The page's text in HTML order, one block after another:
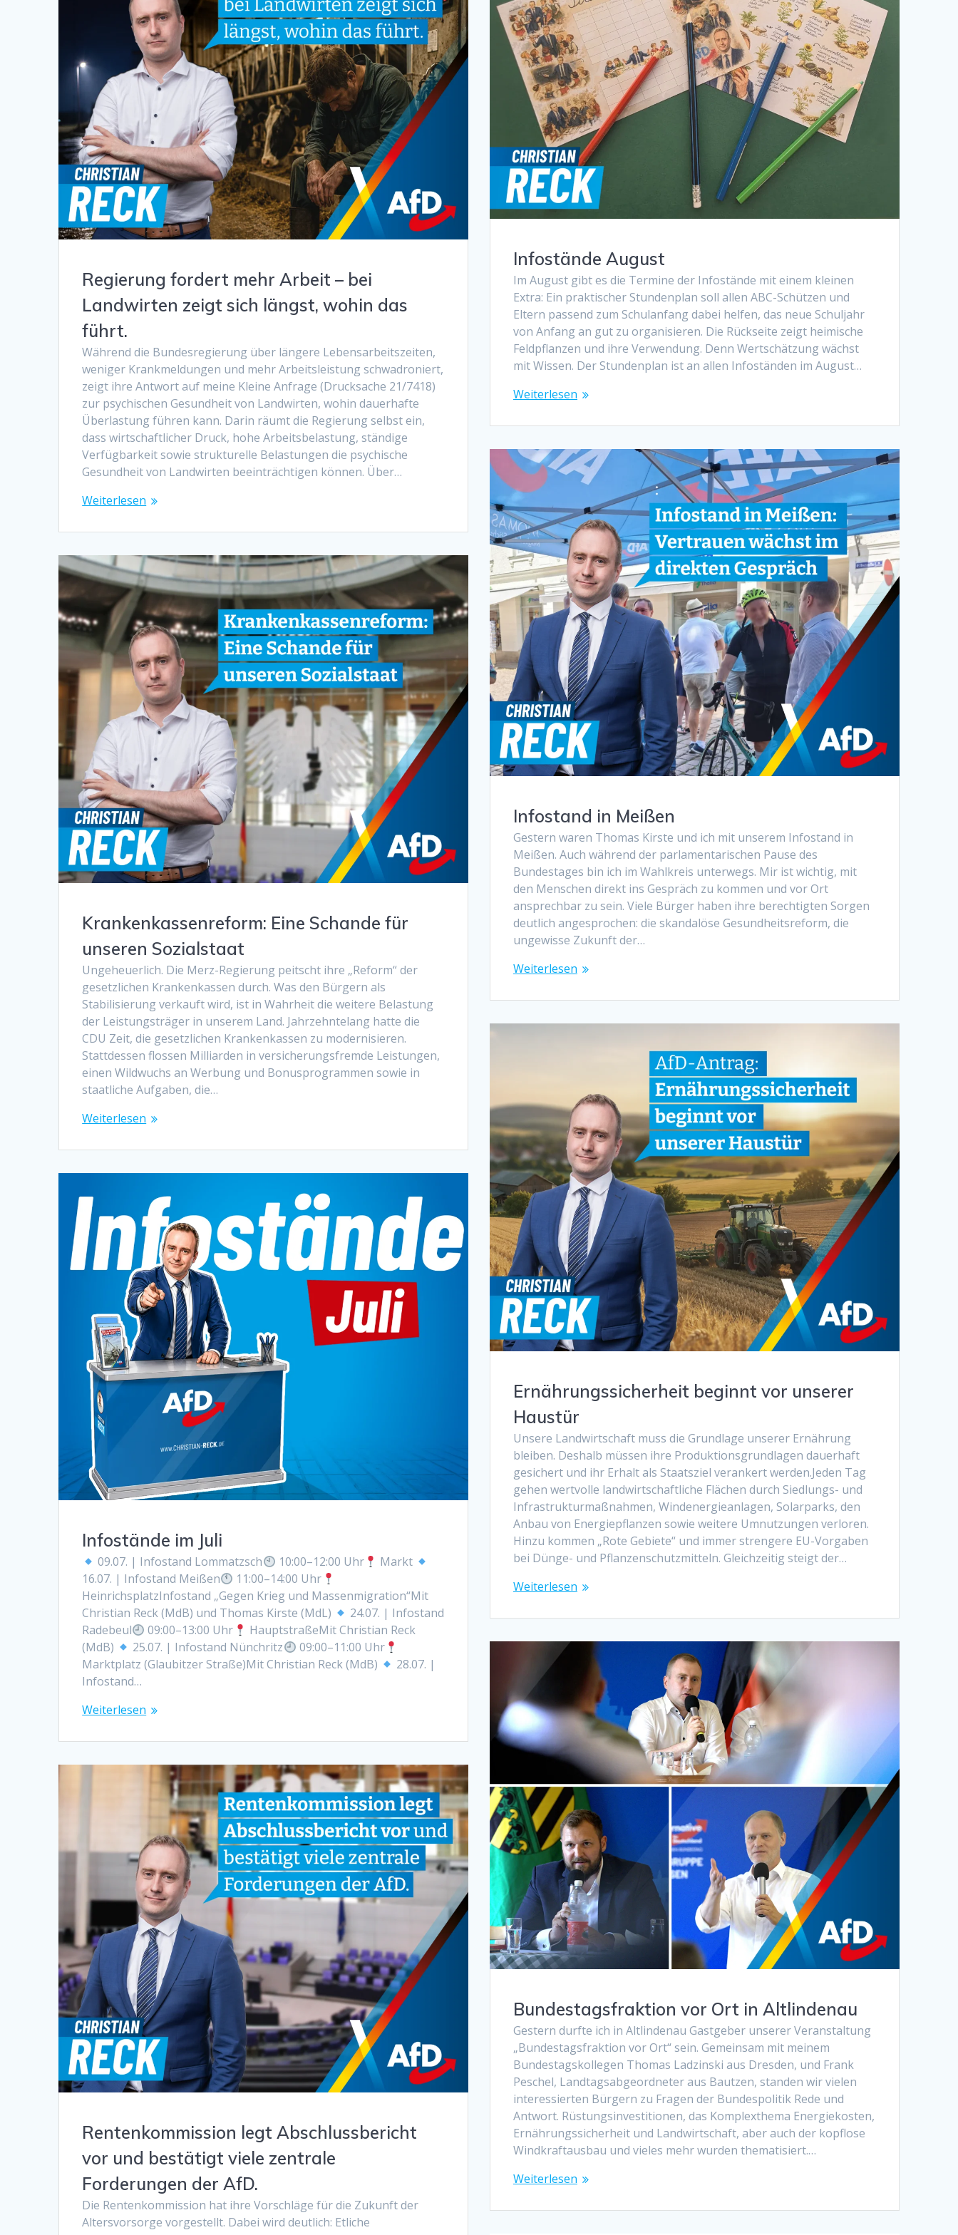
Regierung fordert mehr Arbeit – bei
Landwirten zeigt sich längst, wohin das
führt.
Während die Bundesregierung über längere Lebensarbeitszeiten,
weniger Krankmeldungen und mehr Arbeitsleistung schwadroniert,
zeigt ihre Antwort auf meine Kleine Anfrage (Drucksache 21/7418)
zur psychischen Gesundheit von Landwirten, wohin dauerhafte
Überlastung führen kann. Darin räumt die Regierung selbst ein,
dass wirtschaftlicher Druck, hohe Arbeitsbelastung, ständige
Verfügbarkeit sowie strukturelle Belastungen die psychische
Gesundheit von Landwirten beeinträchtigen können. Über…
Weiterlesen
Infostände August
Im August gibt es die Termine der Infostände mit einem kleinen
Extra: Ein praktischer Stundenplan soll allen ABC-Schützen und
Eltern passend zum Schulanfang dabei helfen, das neue Schuljahr
von Anfang an gut zu organisieren. Die Rückseite zeigt heimische
Feldpflanzen und ihre Verwendung. Denn Wertschätzung wächst
mit Wissen. Der Stundenplan ist an allen Infoständen im August…
Weiterlesen
Infostand in Meißen
Gestern waren Thomas Kirste und ich mit unserem Infostand in
Meißen. Auch während der parlamentarischen Pause des
Bundestages bin ich im Wahlkreis unterwegs. Mir ist wichtig, mit
den Menschen direkt ins Gespräch zu kommen und vor Ort
ansprechbar zu sein. Viele Bürger haben ihre berechtigten Sorgen
deutlich angesprochen: die skandalöse Gesundheitsreform, die
ungewisse Zukunft der…
Weiterlesen
Krankenkassenreform: Eine Schande für
unseren Sozialstaat
Ungeheuerlich. Die Merz-Regierung peitscht ihre „Reform“ der
gesetzlichen Krankenkassen durch. Was den Bürgern als
Stabilisierung verkauft wird, ist in Wahrheit die weitere Belastung
der Leistungsträger in unserem Land. Jahrzehntelang hatte die
CDU Zeit, die gesetzlichen Krankenkassen zu modernisieren.
Stattdessen flossen Milliarden in versicherungsfremde Leistungen,
einen Wildwuchs an Werbung und Bonusprogrammen sowie in
staatliche Aufgaben, die…
Weiterlesen
Ernährungssicherheit beginnt vor unserer
Haustür
Unsere Landwirtschaft muss die Grundlage unserer Ernährung
bleiben. Deshalb müssen ihre Produktionsgrundlagen dauerhaft
gesichert und ihr Erhalt als Staatsziel verankert werden.Jeden Tag
gehen wertvolle landwirtschaftliche Flächen durch Siedlungs- und
Infrastrukturmaßnahmen, Windenergieanlagen, Solarparks, den
Anbau von Energiepflanzen sowie weitere Umnutzungen verloren.
Hinzu kommen „Rote Gebiete“ und immer strengere EU-Vorgaben
bei Dünge- und Pflanzenschutzmitteln. Gleichzeitig steigt der…
Weiterlesen
Infostände im Juli
09.07. | Infostand Lommatzsch 10:00–12:00 Uhr
Markt
16.07. | Infostand Meißen
11:00–14:00 Uhr
HeinrichsplatzInfostand „Gegen Krieg und Massenmigration“Mit
Christian Reck (MdB) und Thomas Kirste (MdL)
24.07. | Infostand
Radebeul
09:00–13:00 Uhr
HauptstraßeMit Christian Reck
(MdB)
25.07. | Infostand Nünchritz
09:00–11:00 Uhr
Marktplatz (Glaubitzer Straße)Mit Christian Reck (MdB)
28.07. |
Infostand…
Weiterlesen
Bundestagsfraktion vor Ort in Altlindenau
Gestern durfte ich in Altlindenau Gastgeber unserer Veranstaltung
„Bundestagsfraktion vor Ort“ sein. Gemeinsam mit meinem
Bundestagskollegen Thomas Ladzinski aus Dresden, und Frank
Peschel, Landtagsabgeordneter aus Bautzen, standen wir vielen
interessierten Bürgern zu Fragen der Bundespolitik Rede und
Antwort. Rüstungsinvestitionen, das Komplexthema Energiekosten,
Ernährungssicherheit und Landwirtschaft, aber auch der kopflose
Windkraftausbau und vieles mehr wurden thematisiert.…
Weiterlesen
Rentenkommission legt Abschlussbericht
vor und bestätigt viele zentrale
Forderungen der AfD.
Die Rentenkommission hat ihre Vorschläge für die Zukunft der
Altersvorsorge vorgestellt. Dabei wird deutlich: Etliche